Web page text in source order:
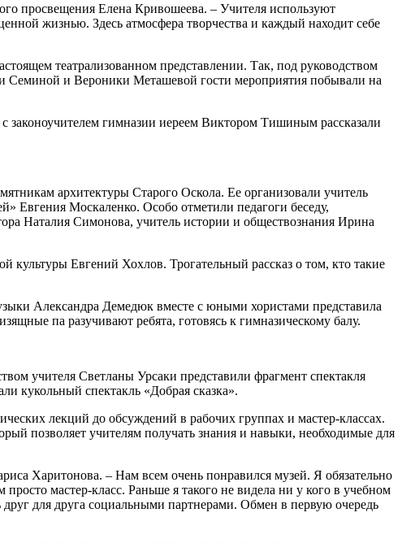
просвещения Елена Кривошеева. – Учителя используют
жизнью. Здесь атмосфера творчества и каждый находит себе
театрализованном представлении. Так, под руководством
Семиной и Вероники Меташевой гости мероприятия побывали на
законоучителем гимназии иереем Виктором Тишиным рассказали
архитектуры Старого Оскола. Ее организовали учитель
Евгения Москаленко. Особо отметили педагоги беседу,
Наталия Симонова, учитель истории и обществознания Ирина
культуры Евгений Хохлов. Трогательный рассказ о том, кто такие
Александра Демедюк вместе с юными хористами представила
па разучивают ребята, готовясь к гимназическому балу.
учителя Светланы Урсаки представили фрагмент спектакля
кукольный спектакль «Добрая сказка».
лекций до обсуждений в рабочих группах и мастер-классах.
позволяет учителям получать знания и навыки, необходимые для
Харитонова. – Нам всем очень понравился музей. Я обязательно
мастер-класс. Раньше я такого не видела ни у кого в учебном
друг для друга социальными партнерами. Обмен в первую очередь